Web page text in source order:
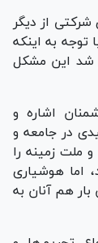
از دیگر
توجه به اینکه
شد این مشکل
اشاره و
در جامعه و
ملت زمینه را
اما هوشیاری
هم آنان به